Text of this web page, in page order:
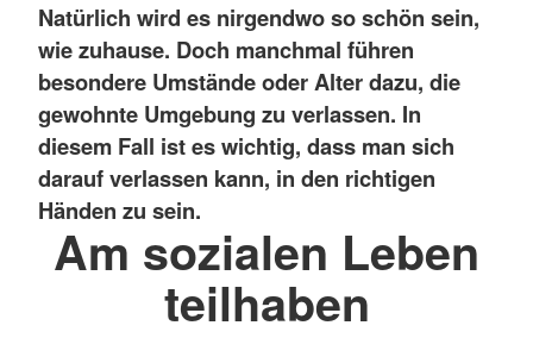
Natürlich wird es nirgendwo so schön sein,
wie zuhause. Doch manchmal führen
besondere Umstände oder Alter dazu, die
gewohnte Umgebung zu verlassen. In
diesem Fall ist es wichtig, dass man sich
darauf verlassen kann, in den richtigen
Händen zu sein.
Am sozialen Leben
teilhaben